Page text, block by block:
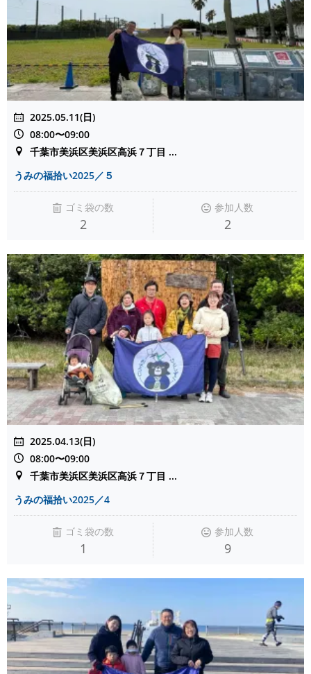
2025.05.11(日)
08:00〜09:00
千葉市美浜区美浜区高浜７丁目 ...
うみの福拾い2025／５
ゴミ袋の数
2
参加人数
2
2025.04.13(日)
08:00〜09:00
千葉市美浜区美浜区高浜７丁目 ...
うみの福拾い2025／4
ゴミ袋の数
1
参加人数
9